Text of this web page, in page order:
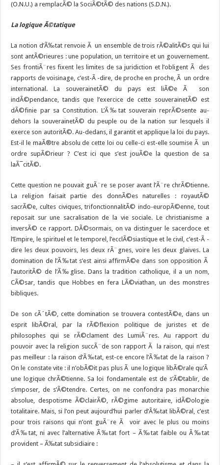
(O.N.U.) a remplacÃ© la SociÃ©tÃ© des nations (S.D.N.).
La logique Ã©tatique
La notion d’Ã‰tat renvoie Ã un ensemble de trois rÃ©alitÃ©s qui lui
sont antÃ©rieures : une population, un territoire et un gouvernement.
Ses frontiÃ¨res fixent les limites de sa juridiction et l’obligent Ã des
rapports de voisinage, c’est-Ã -dire, de proche en proche, Ã un ordre
international. La souverainetÃ© du pays est liÃ©e Ã son
indÃ©pendance, tandis que l’exercice de cette souverainetÃ© est
dÃ©finie par sa Constitution. L’Ã‰tat souverain reprÃ©sente au-
dehors la souverainetÃ© du peuple ou de la nation sur lesquels il
exerce son autoritÃ©. Au-dedans, il garantit et applique la loi du pays.
Est-il le maÃ®tre absolu de cette loi ou celle-ci est-elle soumise Ã un
ordre supÃ©rieur ? C’est ici que s’est jouÃ©e la question de sa
laÃ¯citÃ©.
Cette question ne pouvait guÃ¨re se poser avant l’Ã¨re chrÃ©tienne.
La religion faisait partie des donnÃ©es naturelles : royautÃ©
sacrÃ©e, cultes civiques, trifonctionnalitÃ© indo-europÃ©enne, tout
reposait sur une sacralisation de la vie sociale. Le christianisme a
inversÃ© ce rapport. DÃ©sormais, on va distinguer le sacerdoce et
l’Empire, le spirituel et le temporel, l’ecclÃ©siastique et le civil, c’est-Ã -
dire les deux pouvoirs, les deux rÃ¨gnes, voire les deux glaives. La
domination de l’Ã‰tat s’est ainsi affirmÃ©e dans son opposition Ã
l’autoritÃ© de l’Ã‰glise. Dans la tradition catholique, il a un nom,
CÃ©sar, tandis que Hobbes en fera LÃ©viathan, un des monstres
bibliques.
De son cÃ´tÃ©, cette domination se trouvera contestÃ©e, dans un
esprit libÃ©ral, par la rÃ©flexion politique de juristes et de
philosophes qui se rÃ©clament des LumiÃ¨res. Au rapport du
pouvoir avec la religion succÃ¨de son rapport Ã la raison, qui n’est
pas meilleur : la raison d’Ã‰tat, est-ce encore l’Ã‰tat de la raison ?
On le constate vite : il n’obÃ©it pas plus Ã une logique libÃ©rale qu’Ã
une logique chrÃ©tienne. Sa loi fondamentale est de s’Ã©tablir, de
s’imposer, de s’Ã©tendre. Certes, on ne confondra pas monarchie
absolue, despotisme Ã©clairÃ©, rÃ©gime autoritaire, idÃ©ologie
totalitaire. Mais, si l’on peut aujourd’hui parler d’Ã‰tat libÃ©ral, c’est
pour trois raisons qui n’ont guÃ¨re Ã voir avec le plus ou moins
d’Ã‰tat, ni avec l’alternative Ã‰tat fort – Ã‰tat faible ou Ã‰tat
provident – Ã‰tat subsidiaire :